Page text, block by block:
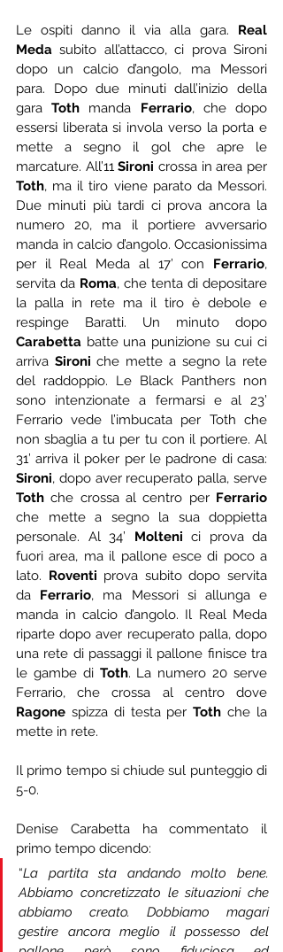
Le ospiti danno il via alla gara. Real
Meda subito all’attacco, ci prova Sironi
dopo un calcio d’angolo, ma Messori
para. Dopo due minuti dall’inizio della
gara Toth manda Ferrario, che dopo
essersi liberata si invola verso la porta e
mette a segno il gol che apre le
marcature. All’11 Sironi
Toth, ma il tiro viene parato da Messori.
Due minuti più tardi ci prova ancora la
numero 20, ma il portiere avversario
manda in calcio d’angolo. Occasionissima
per il Real Meda al 17’ con Ferrario,
servita da Roma, che tenta di depositare
la palla in rete ma il tiro è debole e
Carabetta batte una punizione su cui ci
arriva Sironi che mette a segno la rete
del raddoppio. Le Black Panthers non
sono intenzionate a fermarsi e al 23’
Ferrario vede l’imbucata per Toth che
non sbaglia a tu per tu con il portiere. Al
Sironi
Toth che crossa al centro per Ferrario
che mette a segno la sua doppietta
personale. Al 34’ Molteni ci prova da
fuori area, ma il pallone esce di poco a
lato. Roventi prova subito dopo servita
da Ferrario, ma Messori si allunga e
manda in calcio d’angolo. Il Real Meda
riparte dopo aver recuperato palla, dopo
una rete di passaggi il pallone finisce tra
le gambe di Toth. La numero 20 serve
Ragone spizza di testa per Toth che la
mette in rete.
Il primo tempo si chiude sul punteggio di
5-0.
Denise Carabetta ha commentato il
primo tempo dicendo:
“La partita sta andando molto bene.
Abbiamo concretizzato le situazioni che
abbiamo creato. Dobbiamo magari
gestire ancora meglio il possesso del